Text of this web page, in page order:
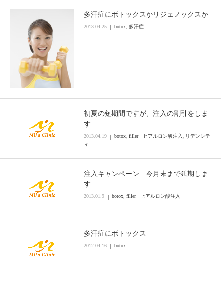
多汗症にボトックスかリジェノックスか
2013.04.25 botox 多汗症
初夏の短期間ですが、注入の割引をしま
す
2013.04.19 botox filler ヒアルロン酸注入
リデンシテ
ィ
注入キャンペーン 今月末まで延期しま
す
2013.01.9 botox filler ヒアルロン酸注入
多汗症にボトックス
2012.04.16 botox